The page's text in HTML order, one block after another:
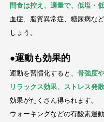
間食は控え、適量で、低塩・
血症、脂質異常症、糖尿病な
しょう。
●運動も効果的
運動を習慣化すると、 骨強度
リラックス効果、ストレス発散
効果がたくさん得られます。
ウォーキングなどの有酸素運